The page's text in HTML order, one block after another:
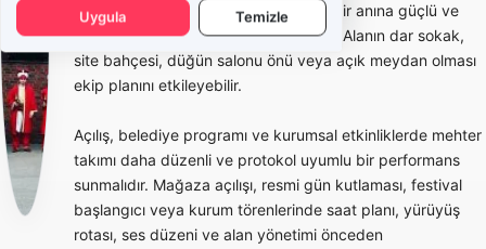
Uygula Temizle
vermek değil, organizasyonun belirli bir anına güçlü ve
geleneksel bir tören havası katmaktır. Alanın dar sokak,
site bahçesi, düğün salonu önü veya açık meydan olması
ekip planını etkileyebilir.
Açılış, belediye programı ve kurumsal etkinliklerde mehter
takımı daha düzenli ve protokol uyumlu bir performans
sunmalıdır. Mağaza açılışı, resmi gün kutlaması, festival
başlangıcı veya kurum törenlerinde saat planı, yürüyüş
rotası, ses düzeni ve alan yönetimi önceden